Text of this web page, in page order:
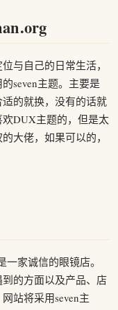
与自己的日常生活，
seven主题。主要是
的就换，没有的话就
DUX主题的，但是太
大佬，如果可以的，
家诚信的眼镜店。
的方面以及产品、店
站将采用seven主